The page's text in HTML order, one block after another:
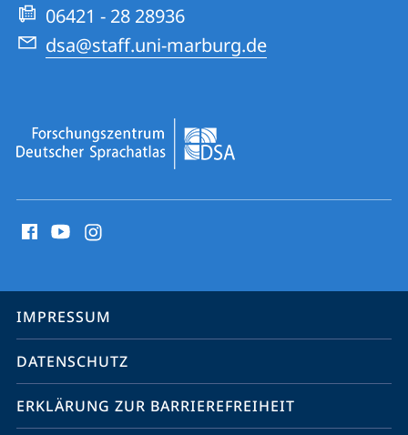
06421 - 28 28936
dsa@staff.uni-marburg.de
Media
Service-
Navigation
IMPRESSUM
DATENSCHUTZ
ERKLÄRUNG ZUR BARRIEREFREIHEIT